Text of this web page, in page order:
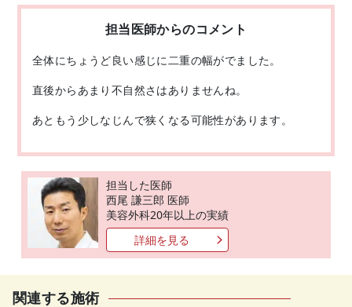
担当医師からのコメント
全体にちょうど良い感じに二重の幅がでました。
直後からあまり不自然さはありませんね。
あともう少しなじんで狭くなる可能性があります。
担当した医師
西尾 謙三郎 医師
美容外科20年以上の実績
詳細を見る
関連する施術